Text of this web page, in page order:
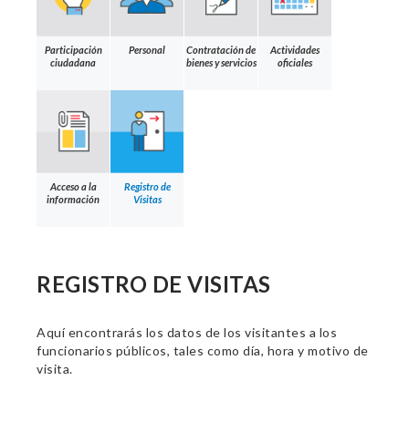
Participación
ciudadana
Personal
Contratación de
bienes y servicios
Actividades
oficiales
Acceso a la
información
Registro de
Visitas
REGISTRO DE VISITAS
Aquí encontrarás los datos de los visitantes a los
funcionarios públicos, tales como día, hora y motivo de
visita.